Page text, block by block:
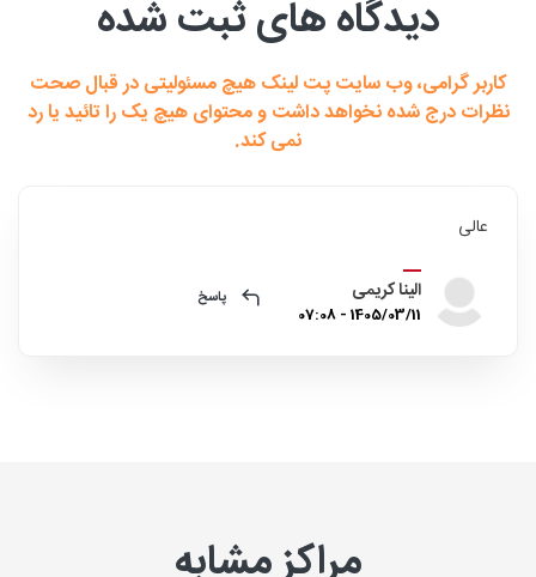
دیدگاه های ثبت شده
کاربر گرامی، وب سایت پت لینک هیچ مسئولیتی در قبال صحت
نظرات درج شده نخواهد داشت و محتوای هیچ یک را تائید یا رد
نمی کند.
عالی
الینا کریمی
1405/03/11 - 07:08
پاسخ